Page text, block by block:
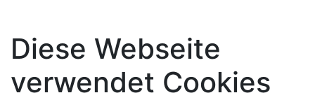
Diese Webseite
verwendet Cookies